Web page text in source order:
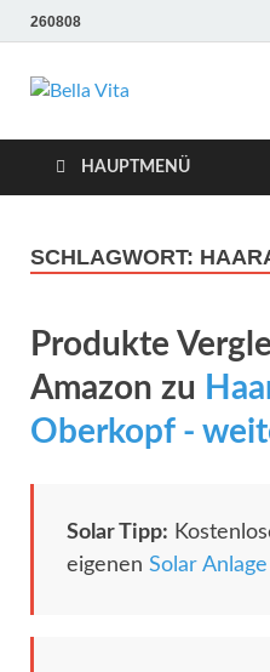
260808
Bella
Tipps
Tipps
HAUPTMENÜ
SCHLAGWORT:
Produkte
Amazon zu
Oberkopf -
Solar Tipp:
eigenen Solar Anlage